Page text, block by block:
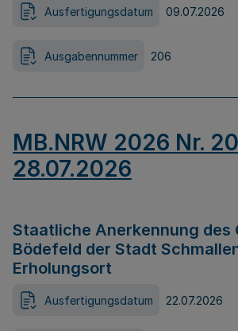
Ausfertigungsdatum 09.07.2026
Ausgabennummer 206
MB.NRW 2026 Nr.
28.07.2026
Staatliche Anerkennung des
Bödefeld der Stadt
Erholungsort
Ausfertigungsdatum 22.07.2026